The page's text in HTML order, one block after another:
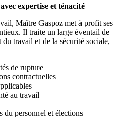
expertise et ténacité
Maître Gaspoz met à profit ses
Il traite un large éventail de
travail et de la sécurité sociale,
de rupture
contractuelles
au travail
du personnel et élections